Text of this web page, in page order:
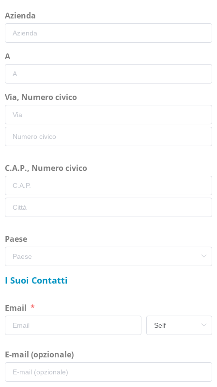
Azienda
A
Via, Numero civico
C.A.P., Numero civico
Paese
I Suoi Contatti
Email
E-mail (opzionale)